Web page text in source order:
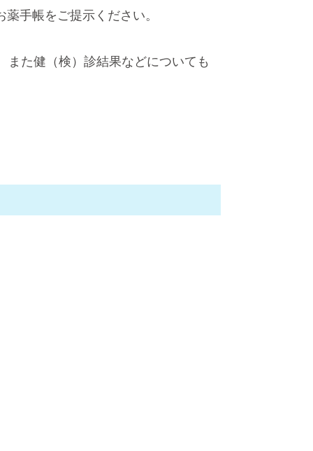
手帳をご提示ください。
た健（検）診結果などについても